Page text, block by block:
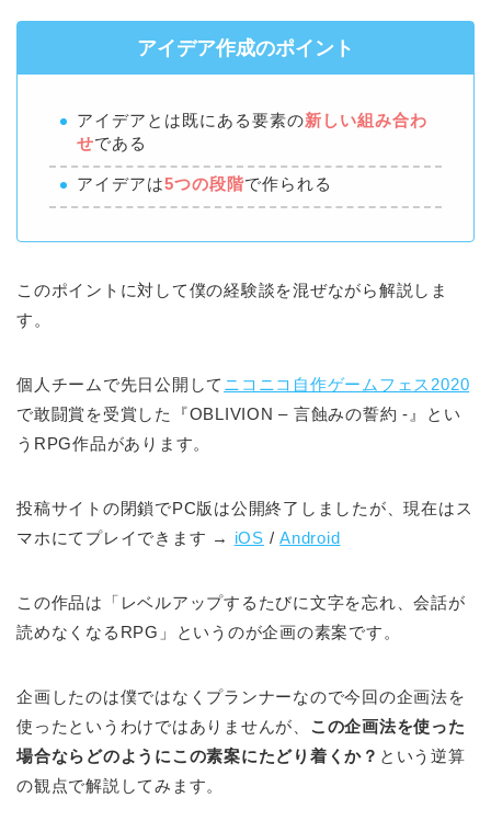
アイデア作成のポイント
アイデアとは既にある要素の新しい組み合わ
せである
アイデアは5つの段階で作られる
このポイントに対して僕の経験談を混ぜながら解説しま
す。
個人チームで先日公開して ニコニコ自作ゲームフェス2020
で敢闘賞を受賞した『OBLIVION – 言蝕みの誓約 -』とい
うRPG作品があります。
投稿サイトの閉鎖でPC版は公開終了しましたが、現在はス
マホにてプレイできます → iOS /Android
この作品は「レベルアップするたびに文字を忘れ、会話が
読めなくなるRPG」というのが企画の素案です。
企画したのは僕ではなくプランナーなので今回の企画法を
使ったというわけではありませんが、 この企画法を使った
場合ならどのようにこの素案にたどり着くか？ という逆算
の観点で解説してみます。